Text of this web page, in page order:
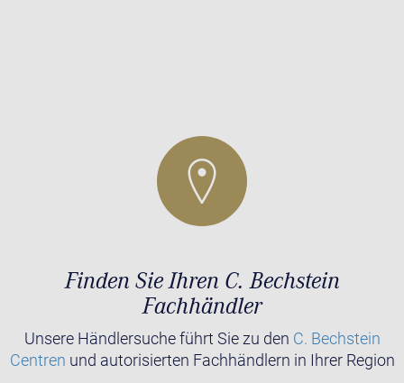
Finden Sie Ihren C. Bechstein
Fachhändler
Unsere Händlersuche führt Sie zu den C. Bechstein
Centren und autorisierten Fachhändlern in Ihrer Region